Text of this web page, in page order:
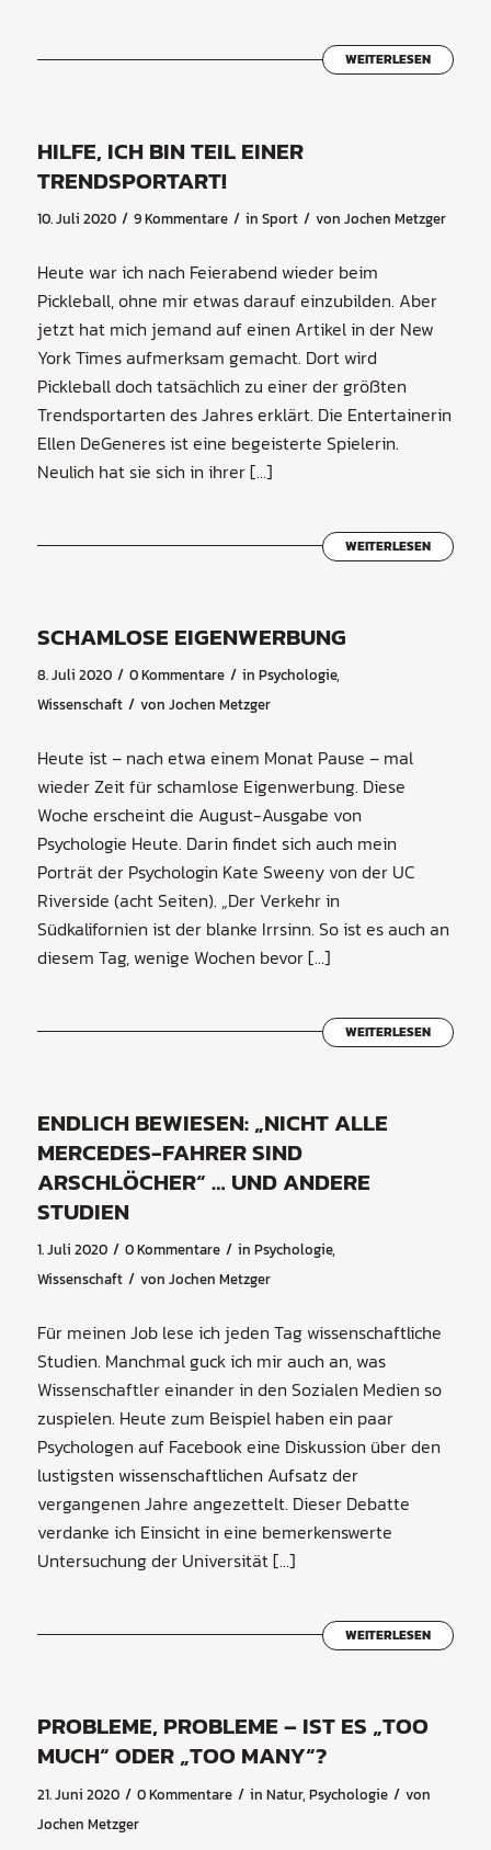
WEITERLESEN
HILFE, ICH BIN TEIL EINER
TRENDSPORTART!
10. Juli 2020 / 9 Kommentare / in Sport / von Jochen Metzger
Heute war ich nach Feierabend wieder beim
Pickleball, ohne mir etwas darauf einzubilden. Aber
jetzt hat mich jemand auf einen Artikel in der New
York Times aufmerksam gemacht. Dort wird
Pickleball doch tatsächlich zu einer der größten
Trendsportarten des Jahres erklärt. Die Entertainerin
Ellen DeGeneres ist eine begeisterte Spielerin.
Neulich hat sie sich in ihrer […]
WEITERLESEN
SCHAMLOSE EIGENWERBUNG
8. Juli 2020 / 0 Kommentare / in Psychologie,
Wissenschaft / von Jochen Metzger
Heute ist – nach etwa einem Monat Pause – mal
wieder Zeit für schamlose Eigenwerbung. Diese
Woche erscheint die August-Ausgabe von
Psychologie Heute. Darin findet sich auch mein
Porträt der Psychologin Kate Sweeny von der UC
Riverside (acht Seiten). „Der Verkehr in
Südkalifornien ist der blanke Irrsinn. So ist es auch an
diesem Tag, wenige Wochen bevor […]
WEITERLESEN
ENDLICH BEWIESEN: „NICHT ALLE
MERCEDES-FAHRER SIND
ARSCHLÖCHER“ … UND ANDERE
STUDIEN
1. Juli 2020 / 0 Kommentare / in Psychologie,
Wissenschaft / von Jochen Metzger
Für meinen Job lese ich jeden Tag wissenschaftliche
Studien. Manchmal guck ich mir auch an, was
Wissenschaftler einander in den Sozialen Medien so
zuspielen. Heute zum Beispiel haben ein paar
Psychologen auf Facebook eine Diskussion über den
lustigsten wissenschaftlichen Aufsatz der
vergangenen Jahre angezettelt. Dieser Debatte
verdanke ich Einsicht in eine bemerkenswerte
Untersuchung der Universität […]
WEITERLESEN
PROBLEME, PROBLEME – IST ES „TOO
MUCH“ ODER „TOO MANY“?
21. Juni 2020 / 0 Kommentare / in Natur, Psychologie / von
Jochen Metzger